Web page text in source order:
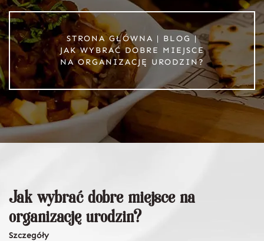
STRONA GŁÓWNA | BLOG|
JAK WYBRAĆ DOBRE MIEJSCE
NA ORGANIZACJĘ URODZIN?
Jak wybrać dobre miejsce na
organizację urodzin?
Szczegóły